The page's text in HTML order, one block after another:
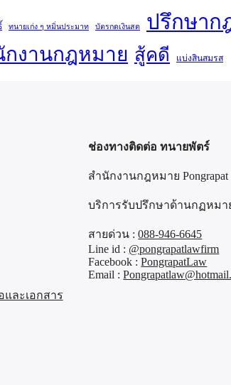
ทนายเก่ง ๆ หมิ่นประมาท บัตรกดเงินสด ปรึกษาก
กงานกฎหมาย สู้คดี แบ่งสินสมรส
ละเอกสาร
ช่องทางติดต่อ ทนายพัตร์
สำนักงานกฎหมาย Pongrapat
บริการรับปรึกษาด้านกฏหมา
สายด่วน :088-946-6645
Line id : @pongrapatlawfirm
Facebook :PongrapatLaw
Email :